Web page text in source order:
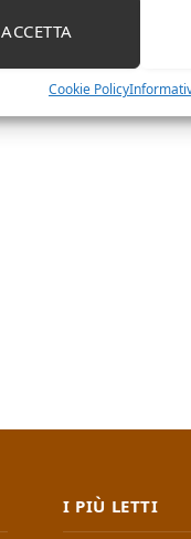
ACCETTA
Cookie Policy
I PIÙ LETTI